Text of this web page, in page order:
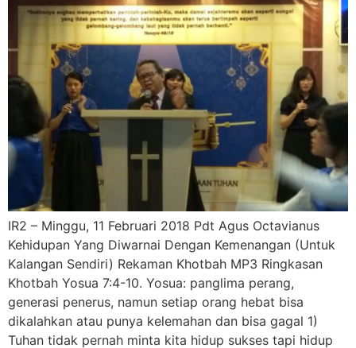
IR2 – Minggu, 11 Februari 2018 Pdt Agus Octavianus
Kehidupan Yang Diwarnai Dengan Kemenangan (Untuk
Kalangan Sendiri) Rekaman Khotbah MP3 Ringkasan
Khotbah Yosua 7:4-10. Yosua: panglima perang,
generasi penerus, namun setiap orang hebat bisa
dikalahkan atau punya kelemahan dan bisa gagal 1)
Tuhan tidak pernah minta kita hidup sukses tapi hidup